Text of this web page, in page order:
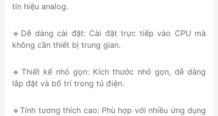
tín hiệu analog.
🔹Dễ dàng cài đặt: Cài đặt trực tiếp vào CPU mà
không cần thiết bị trung gian.
🔹Thiết kế nhỏ gọn: Kích thước nhỏ gọn, dễ dàng
lắp đặt và bố trí trong tủ điện.
🔹Tính tương thích cao: Phù hợp với nhiều ứng dụng